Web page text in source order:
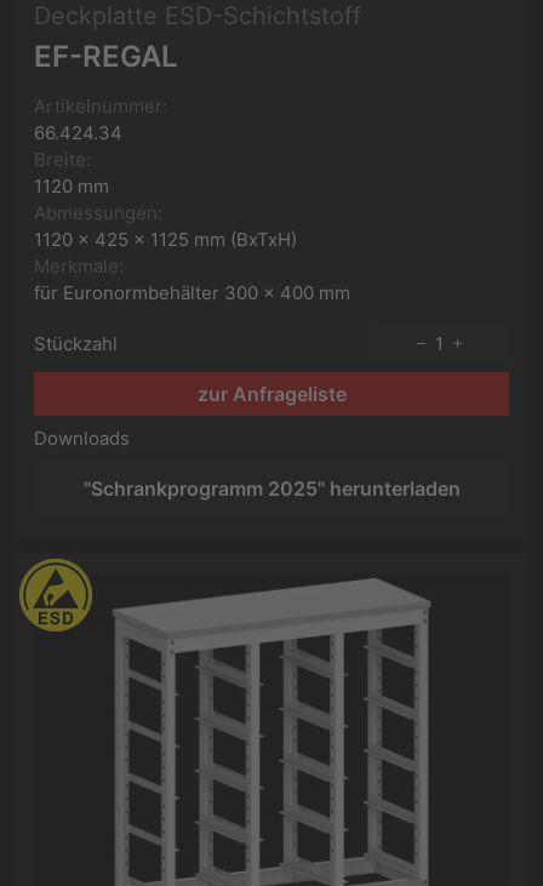
Deckplatte ESD-Schichtstoff
EF-REGAL
Artikelnummer:
66.424.34
Breite:
1120 mm
Abmessungen:
1120 x 425 x 1125 mm (BxTxH)
Merkmale:
für Euronormbehälter 300 x 400 mm
Stückzahl 1
zur Anfrageliste
Downloads
"Schrankprogramm 2025" herunterladen